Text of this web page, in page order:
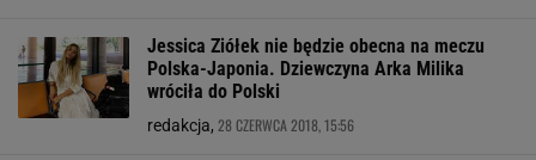
Jessica Ziółek nie będzie obecna na meczu
Polska-Japonia. Dziewczyna Arka Milika
wróciła do Polski
redakcja, 28 CZERWCA 2018, 15:56